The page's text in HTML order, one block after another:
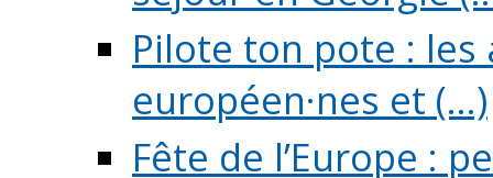
Pilote ton pote :
européen·nes et (...)
Fête de l’Europe :